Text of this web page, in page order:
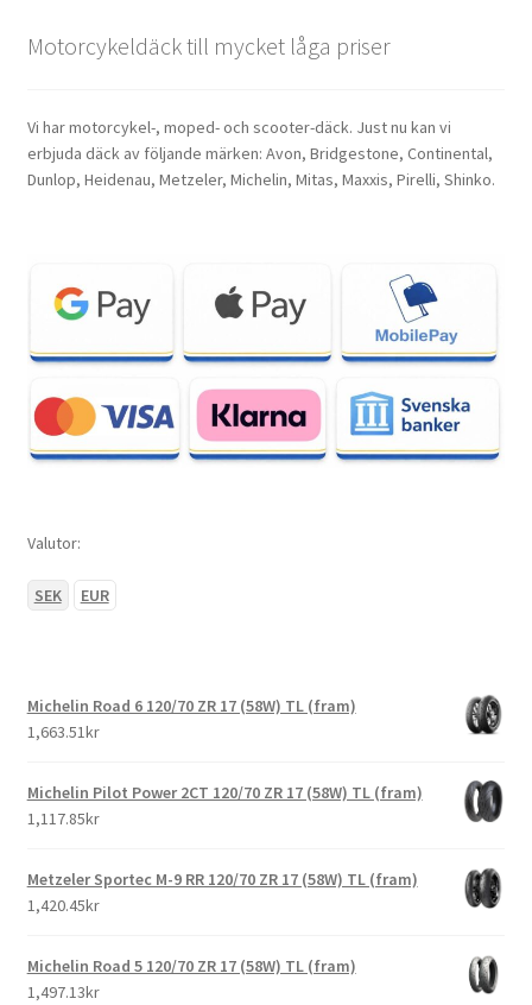
Motorcykeldäck till mycket låga priser
Vi har motorcykel-, moped- och scooter-däck. Just nu kan vi
erbjuda däck av följande märken: Avon, Bridgestone, Continental,
Dunlop, Heidenau, Metzeler, Michelin, Mitas, Maxxis, Pirelli, Shinko.
Valutor:
SEK EUR
Michelin Road 6 120/70 ZR 17 (58W) TL (fram)
1,663.51kr
Michelin Pilot Power 2CT 120/70 ZR 17 (58W) TL (fram)
1,117.85kr
Metzeler Sportec M-9 RR 120/70 ZR 17 (58W) TL (fram)
1,420.45kr
Michelin Road 5 120/70 ZR 17 (58W) TL (fram)
1,497.13kr